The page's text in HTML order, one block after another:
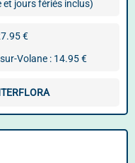
et jours fériés inclus)
€
Volane : 14.95 €